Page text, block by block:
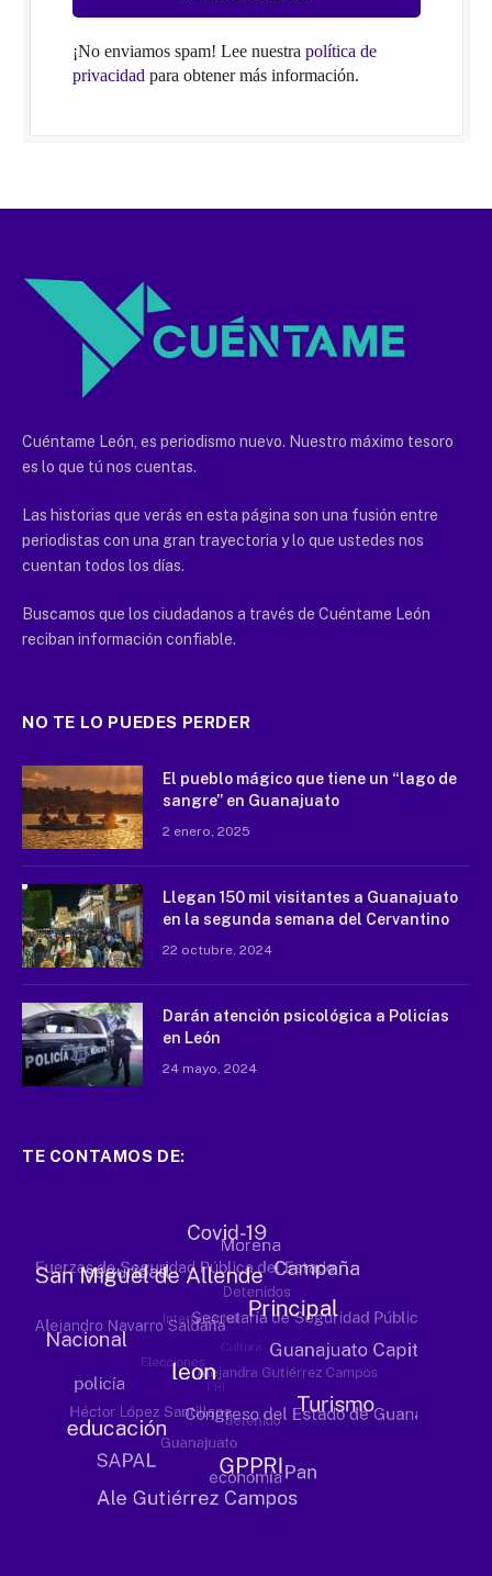
¡No enviamos spam! Lee nuestra política de
privacidad para obtener más información.
Cuéntame León, es periodismo nuevo. Nuestro máximo tesoro
es lo que tú nos cuentas.
Las historias que verás en esta página son una fusión entre
periodistas con una gran trayectoria y lo que ustedes nos
cuentan todos los días.
Buscamos que los ciudadanos a través de Cuéntame León
reciban información confiable.
NO TE LO PUEDES PERDER
El pueblo mágico que tiene un “lago de
sangre” en Guanajuato
2 enero, 2025
Llegan 150 mil visitantes a Guanajuato
en la segunda semana del Cervantino
22 octubre, 2024
Darán atención psicológica a Policías
en León
24 mayo, 2024
TE CONTAMOS DE: